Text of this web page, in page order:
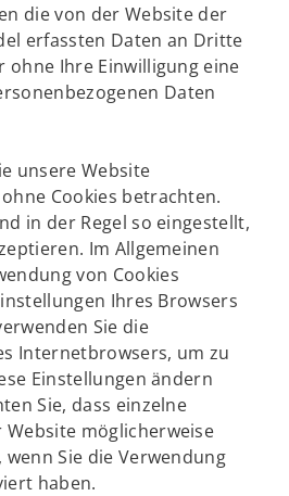
die von der Website der
erfassten Daten an Dritte
ohne Ihre Einwilligung eine
Daten
unsere Website
Cookies betrachten.
in der Regel so eingestellt,
Im Allgemeinen
von Cookies
Ihres Browsers
Sie die
Internetbrowsers, um zu
Einstellungen ändern
Sie, dass einzelne
möglicherweise
Sie die Verwendung
haben.